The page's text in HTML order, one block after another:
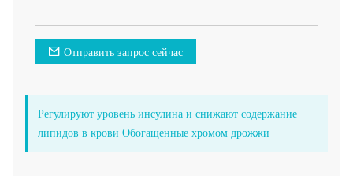
Отправить запрос сейчас
Регулируют уровень инсулина и снижают содержание
липидов в крови Обогащенные хромом дрожжи